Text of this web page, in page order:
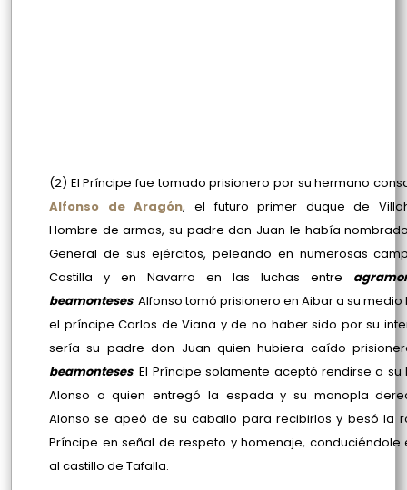
(2) El Príncipe fue tomado prisionero por su hermano
Alfonso de Aragón, el futuro primer duque de
Hombre de armas, su padre don Juan le había
General de sus ejércitos, peleando en numerosas
Castilla y en Navarra en las luchas entre
beamonteses. Alfonso tomó prisionero en Aibar a su
el príncipe Carlos de Viana y de no haber sido por su
sería su padre don Juan quien hubiera caído
beamonteses. El Príncipe solamente aceptó rendirse a su
Alonso a quien entregó la espada y su manopla
Alonso se apeó de su caballo para recibirlos y besó la
Príncipe en señal de respeto y homenaje, conduciéndole
al castillo de Tafalla.